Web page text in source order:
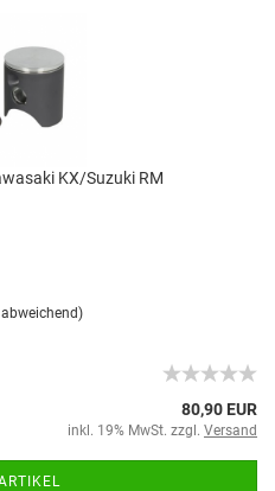
KX/Suzuki RM
80,90 EUR
inkl. 19% MwSt. zzgl. Versand